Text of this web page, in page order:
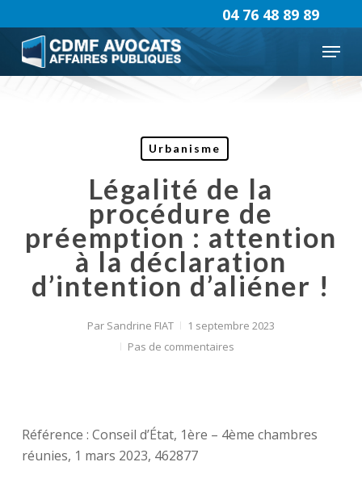
to
main
content
Menu
04 76 48 89 89
Urbanisme
Légalité de la
procédure de
préemption : attention
à la déclaration
d’intention d’aliéner !
ParSandrine FIAT
1 septembre 2023
Pas de commentaires
Référence : Conseil d’État, 1ère – 4ème chambres
réunies, 1 mars 2023, 462877